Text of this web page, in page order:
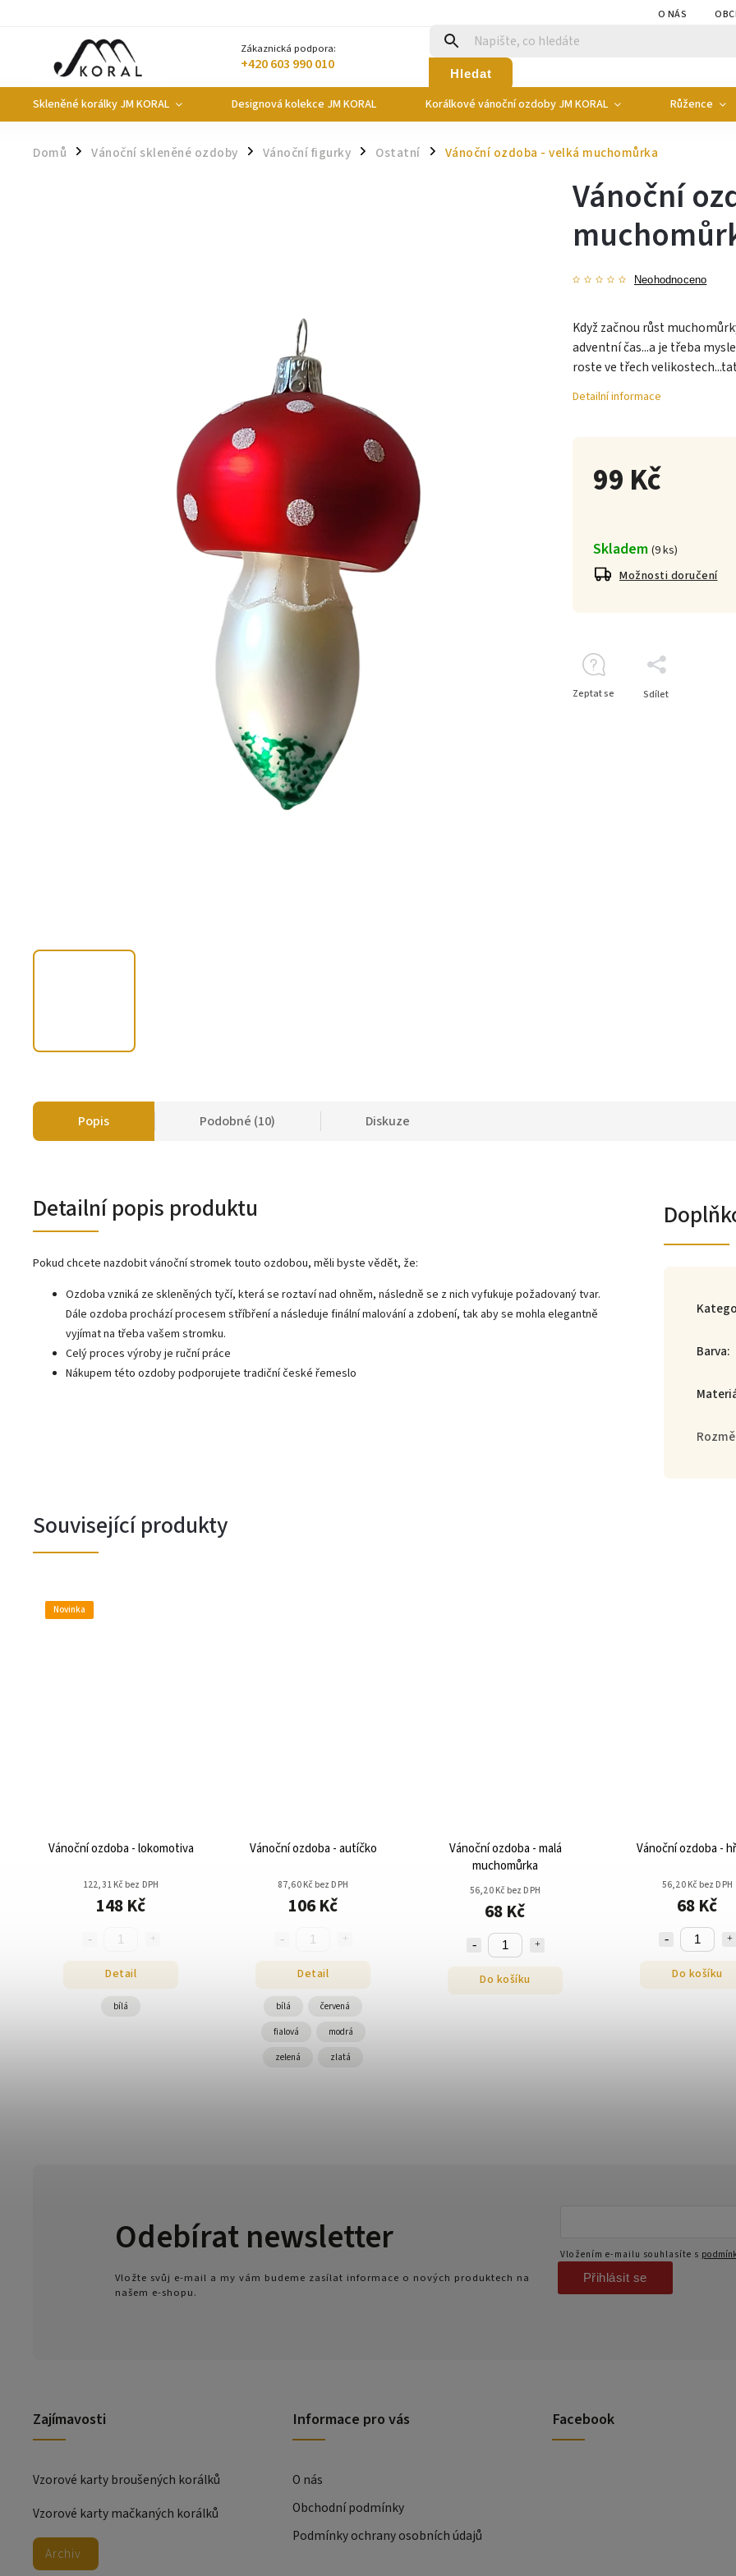
O NÁS
Zákaznická podpora:
+420 603 990 010 Hledat
Skleněné korálky JM KORAL Designová kolekce JM KORAL Korálkové vánoční ozdoby JM KORAL Růžence
Domů / Vánoční skleněné ozdoby / Vánoční figurky / Ostatní / Vánoční ozdoba - velká muchomůrka
99 Kč
Skladem (9 ks)
Možnosti doručení
Vánoční
Neohodnoceno
Když začnou růst
adventní čas...a je třeba
roste ve třech
Detailní informace
Zeptat se Sdílet
Popis Podobné (10) Diskuze
Detailní popis produktu
Pokud chcete nazdobit vánoční stromek touto ozdobou, měli byste vědět, že:
Ozdoba vzniká ze skleněných tyčí, která se roztaví nad ohněm, následně se z nich vyfukuje požadovaný tvar.
Dále ozdoba prochází procesem stříbření a následuje finální malování a zdobení, tak aby se mohla elegantně
vyjímat na třeba vašem stromku.
Celý proces výroby je ruční práce
Nákupem této ozdoby podporujete tradiční české řemeslo
Barva:
Související produkty
Novinka
Vánoční ozdoba - lokomotiva
122,31 Kč bez DPH
148 Kč
Detail
bílá
Vánoční ozdoba - autíčko
87,60 Kč bez DPH
106 Kč
Detail
bílá červená
fialová modrá
zelená zlatá
Vánoční ozdoba - malá
muchomůrka
56,20 Kč bez DPH
68 Kč
Do košíku
Vánoční ozdoba -
56,20 Kč bez DPH
68 Kč
Do košíku
Zajímavosti
Vzorové karty broušených korálků
Vzorové karty mačkaných korálků
Archiv
Odebírat newsletter
Vložte svůj e-mail a my vám budeme zasílat informace o nových produktech na
našem e-shopu.
Vložením e-mailu souhlasíte s
Přihlásit se
Informace pro vás
O nás
Obchodní podmínky
Podmínky ochrany osobních údajů
Facebook